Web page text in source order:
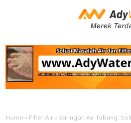
Home » Filter Air » Saringan Air Tabung: